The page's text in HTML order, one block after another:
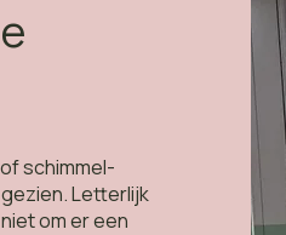
schimmel-
Letterlijk
om er een